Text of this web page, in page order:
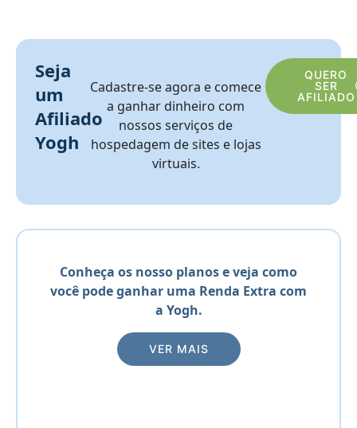
Seja
um
Afiliado
Yogh
Cadastre-se agora e comece
a ganhar dinheiro com
nossos serviços de
hospedagem de sites e lojas
virtuais.
QUERO
SER
AFILIADO
Conheça os nosso planos e veja como
você pode ganhar uma Renda Extra com
a Yogh.
VER MAIS